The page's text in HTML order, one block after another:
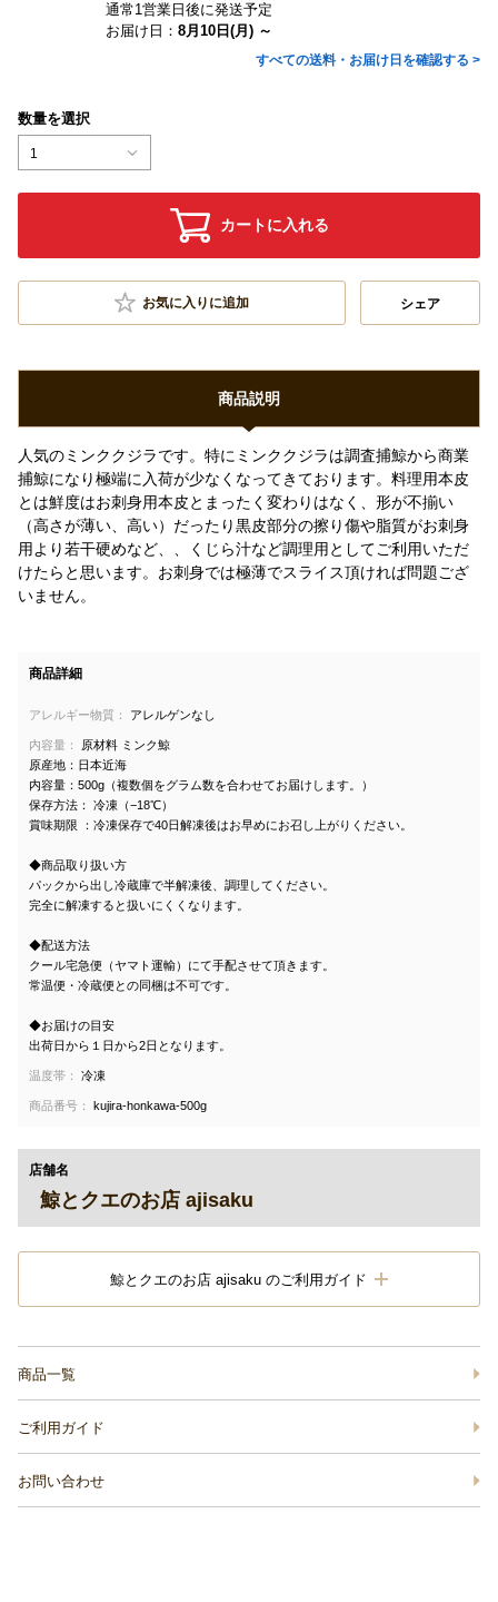
通常1営業日後に発送予定
お届け日： 8月10日(月) ～
すべての送料・お届け日を確認する >
数量を選択
1
カートに入れる
お気に入りに追加 シェア
商品説明
人気のミンククジラです。特にミンククジラは調査捕鯨から商業
捕鯨になり極端に入荷が少なくなってきております。料理用本皮
とは鮮度はお刺身用本皮とまったく変わりはなく、形が不揃い
（高さが薄い、高い）だったり黒皮部分の擦り傷や脂質がお刺身
用より若干硬めなど、、くじら汁など調理用としてご利用いただ
けたらと思います。お刺身では極薄でスライス頂ければ問題ござ
いません。
商品詳細
アレルギー物質： アレルゲンなし
内容量：
原材料 ミンク鯨
原産地：日本近海
内容量：500g（複数個をグラム数を合わせてお届けします。）
保存方法： 冷凍（−18℃）
賞味期限 ：冷凍保存で40日解凍後はお早めにお召し上がりください。
◆商品取り扱い方
パックから出し冷蔵庫で半解凍後、調理してください。
完全に解凍すると扱いにくくなります。
◆配送方法
クール宅急便（ヤマト運輸）にて手配させて頂きます。
常温便・冷蔵便との同梱は不可です。
◆お届けの目安
出荷日から１日から2日となります。
温度帯： 冷凍
商品番号： kujira-honkawa-500g
店舗名
鯨とクエのお店 ajisaku
鯨とクエのお店 ajisaku のご利用ガイド
商品一覧
ご利用ガイド
お問い合わせ